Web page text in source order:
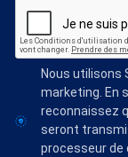
Nous utilisons
marketing. En
reconnaissez
seront
processeur de